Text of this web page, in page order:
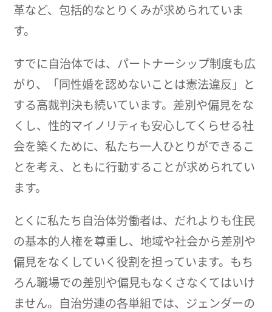
革など、包括的なとりくみが求められていま
す。
すでに自治体では、パートナーシップ制度も広
がり、「同性婚を認めないことは憲法違反」と
する高裁判決も続いています。差別や偏見をな
くし、性的マイノリティも安心してくらせる社
会を築くために、私たち一人ひとりができるこ
とを考え、ともに行動することが求められてい
ます。
とくに私たち自治体労働者は、だれよりも住民
の基本的人権を尊重し、地域や社会から差別や
偏見をなくしていく役割を担っています。もち
ろん職場での差別や偏見もなくさなくてはいけ
ません。自治労連の各単組では、ジェンダーの